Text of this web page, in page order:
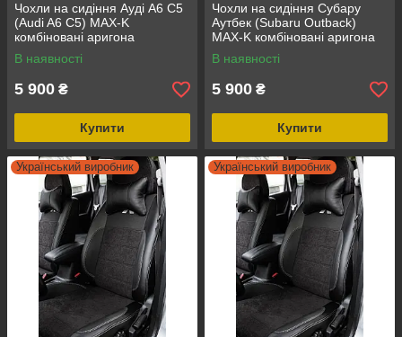
Чохли на сидіння Ауді А6 С5
(Audi A6 C5) MAX-K
комбіновані аригона
алькантара
В наявності
5 900 ₴
Купити
Чохли на сидіння Субару
Аутбек (Subaru Outback)
MAX-K комбіновані аригона
алькантара
В наявності
5 900 ₴
Купити
Український виробник Український виробник